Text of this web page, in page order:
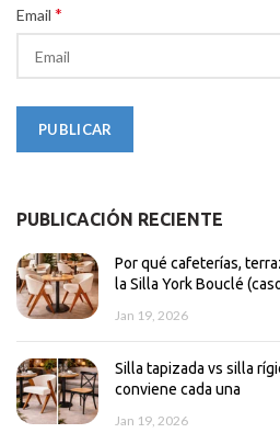
Email *
PUBLICACIÓN RECIENTE
Por qué cafeterías,
la Silla York Bouclé
Jan 19, 2026
Silla tapizada vs silla
conviene cada una
Jan 19, 2026